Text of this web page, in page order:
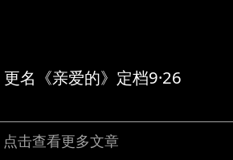
名《亲爱的》定档9·26
点击查看更多文章